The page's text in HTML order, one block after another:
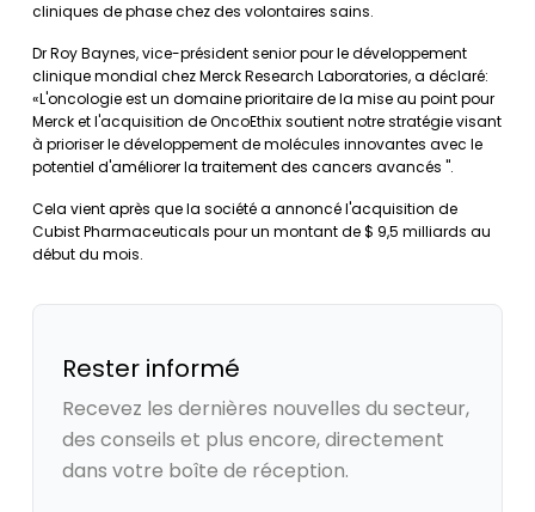
cliniques de phase chez des volontaires sains.
Dr Roy Baynes, vice-président senior pour le développement
clinique mondial chez Merck Research Laboratories, a déclaré:
«L'oncologie est un domaine prioritaire de la mise au point pour
Merck et l'acquisition de OncoEthix soutient notre stratégie visant
à prioriser le développement de molécules innovantes avec le
potentiel d'améliorer la traitement des cancers avancés ".
Cela vient après que la société a annoncé l'acquisition de
Cubist Pharmaceuticals pour un montant de $ 9,5 milliards au
début du mois.
Rester informé
Recevez les dernières nouvelles du secteur,
des conseils et plus encore, directement
dans votre boîte de réception.